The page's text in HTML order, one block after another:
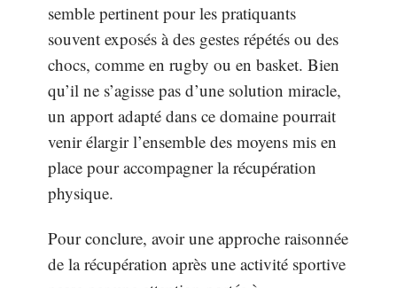
semble pertinent pour les pratiquants
souvent exposés à des gestes répétés ou des
chocs, comme en rugby ou en basket. Bien
qu’il ne s’agisse pas d’une solution miracle,
un apport adapté dans ce domaine pourrait
venir élargir l’ensemble des moyens mis en
place pour accompagner la récupération
physique.
Pour conclure, avoir une approche raisonnée
de la récupération après une activité sportive